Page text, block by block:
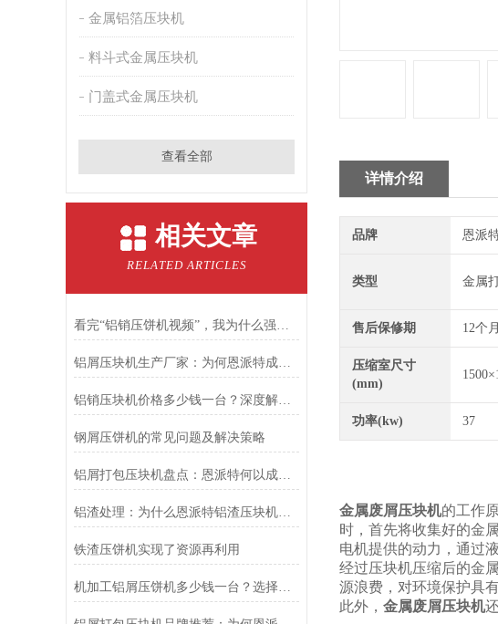
金属铝箔压块机
料斗式金属压块机
门盖式金属压块机
查看全部
相关文章
RELATED ARTICLES
看完“铝销压饼机视频”，我为什么强烈推荐恩派特品牌？
铝屑压块机生产厂家：为何恩派特成为行业主要选择？
铝销压块机价格多少钱一台？深度解析市场行情，为什么恩派特成为优选
钢屑压饼机的常见问题及解决策略
铝屑打包压块机盘点：恩派特何以成为行业优选？
铝渣处理：为什么恩派特铝渣压块机能成为行业？
铁渣压饼机实现了资源再利用
机加工铝屑压饼机多少钱一台？选择恩派特，让铝屑“变废为宝”
详情介绍
品牌 恩派
类型 金属
售后保修期 12个月
压缩室尺寸
(mm)
功率(kw) 37
金属废屑压块机的工作
时，首先将收集好的金
电机提供的动力，通过
经过压块机压缩后的金
源浪费，对环境保护具
此外， 金属废屑压块机